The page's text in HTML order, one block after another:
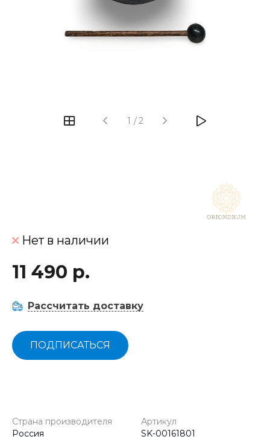
1 /2
Нет в наличии
11 490 р.
Рассчитать доставку
ПОДПИСАТЬСЯ
Страна производителя
Россия
Артикул
SK-00161801